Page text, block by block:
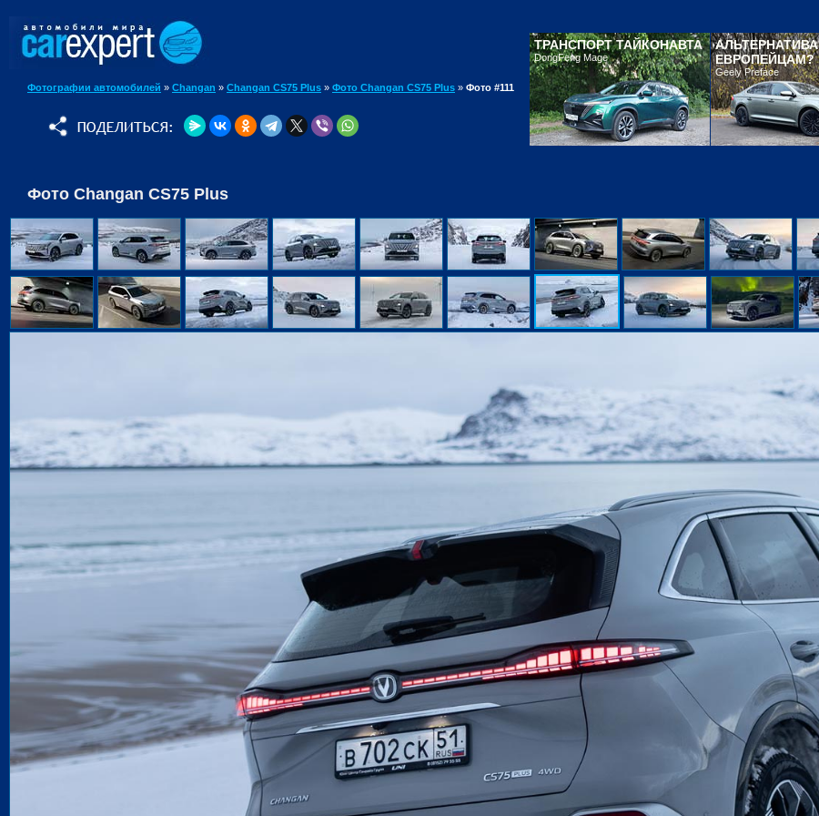
Фотографии автомобилей » Changan » Changan CS75 Plus » Фото Changan CS75 Plus » Фото #111
ТРАНСПОРТ ТАЙКОНАВТА
DongFeng Mage
АЛЬТЕРНАТИВА
ЕВРОПЕЙЦАМ?
Geely Preface
Фото Changan CS75 Plus